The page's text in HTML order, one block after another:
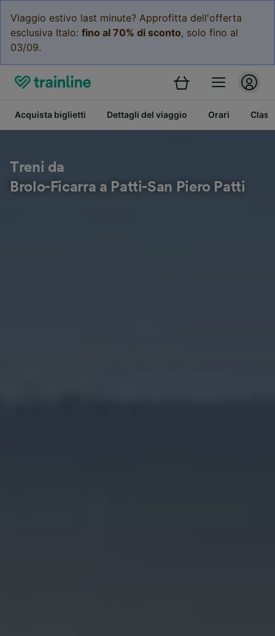
Viaggio estivo last minute? Approfitta dell'offerta
esclusiva Italo: fino al 70% di sconto, solo fino al
03/09.
Acquista biglietti Dettagli del viaggio Orari
Treni da
Brolo-Ficarra a Patti-San Piero Patti